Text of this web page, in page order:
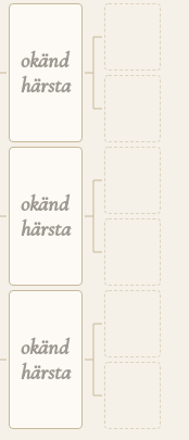
okänd
härstamning
okänd
härstamning
okänd
härstamning